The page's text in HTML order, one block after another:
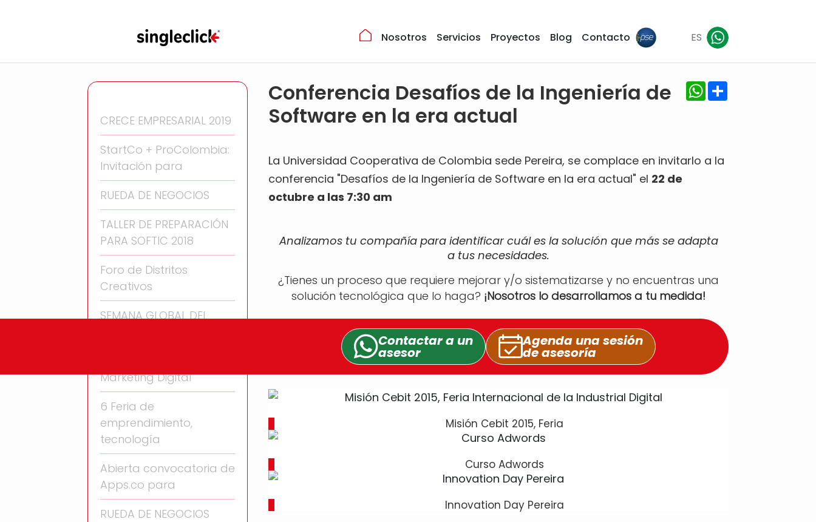
Nosotros Servicios Proyectos Blog Contacto ES
CRECE EMPRESARIAL 2019
StartCo + ProColombia:
Invitación para
RUEDA DE NEGOCIOS
TALLER DE PREPARACIÓN
PARA SOFTIC 2018
Foro de Distritos
Creativos
SEMANA GLOBAL DEL
Marketing Digital
6 Feria de
emprendimiento,
tecnología
Abierta convocatoria de
Apps.co para
RUEDA DE NEGOCIOS
Conferencia Desafíos de la Ingeniería de
Software en la era actual
WhatsApp
La Universidad Cooperativa de Colombia sede Pereira, se complace en invitarlo a la
conferencia "Desafíos de la Ingeniería de Software en la era actual" el 22 de
octubre a las 7:30 am
Analizamos tu compañía para identificar cuál es la solución que más se adapta
a tus necesidades.
¿Tienes un proceso que requiere mejorar y/o sistematizarse y no encuentras una
solución tecnológica que lo haga? ¡Nosotros lo desarrollamos a tu medida!
Contactar a un
asesor
Agenda una sesión
de asesoría
Misión Cebit 2015, Feria
Curso Adwords
Innovation Day Pereira